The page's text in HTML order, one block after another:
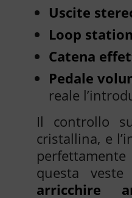
Uscite
Loop
Catena
Pedale
reale
Il controllo
cristallina, e
questa
arricchire